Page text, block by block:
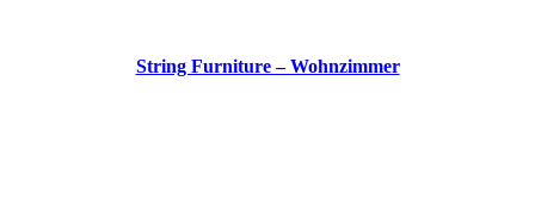
String Furniture – Wohnzimmer